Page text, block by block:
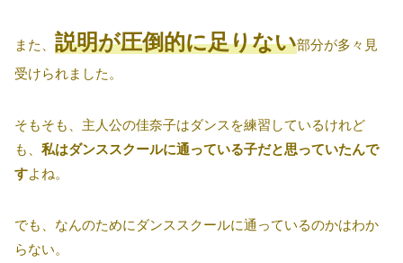
また、 説明が圧倒的に足りない部分が多々見
受けられました。
そもそも、主人公の佳奈子はダンスを練習しているけれど
も、 私はダンススクールに通っている子だと思っていたんで
すよね。
でも、なんのためにダンススクールに通っているのかはわか
らない。